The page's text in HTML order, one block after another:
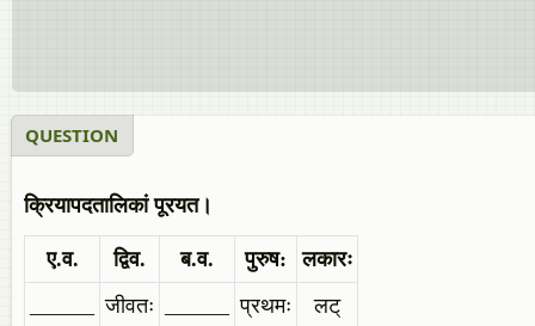
QUESTION
क्रियापदतालिकां पूरयत।
ए.व. द्विव. ब.व. पुरुष:
लकारः
जीवतः प्रथमः लट्